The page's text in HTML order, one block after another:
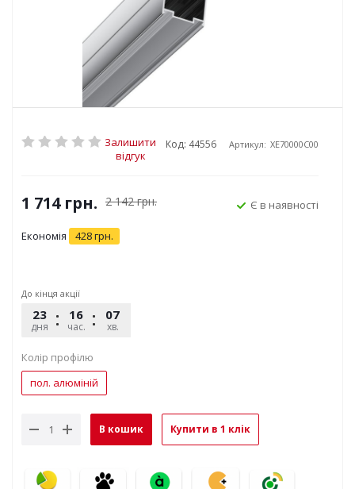
Залишити
відгук
Код: 44556 Артикул: XE70000C00
1 714грн. 2 142грн.
Економія 428грн.
Є в наявності
До кінця акції
23
дня
16
час.
07
хв.
Колір профілю
пол. алюміній
В кошик Купити в 1 клік